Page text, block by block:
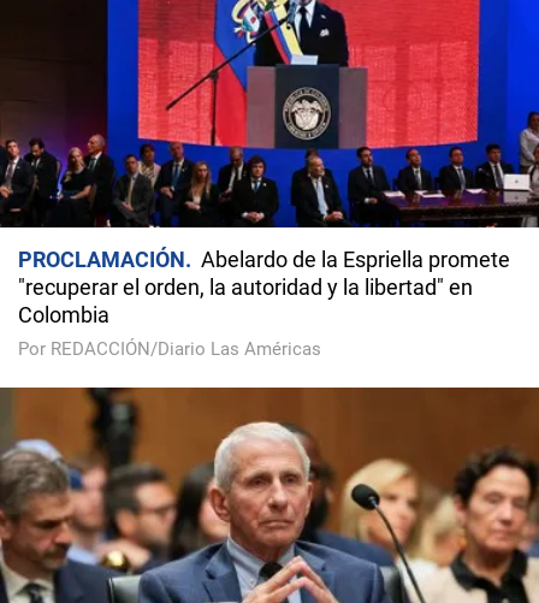
PROCLAMACIÓN
Abelardo de la Espriella promete
"recuperar el orden, la autoridad y la libertad" en
Colombia
Por REDACCIÓN/Diario Las Américas